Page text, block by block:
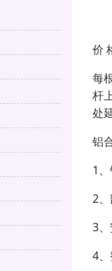
价
每
杆
处
铝
1
2
3
4